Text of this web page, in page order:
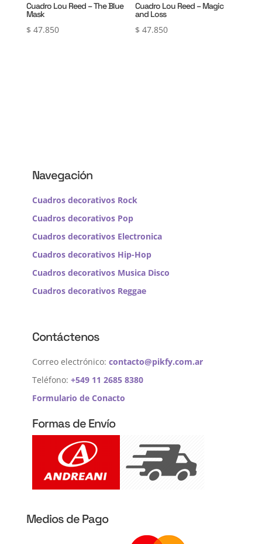
Cuadro Lou Reed – The Blue
Mask
$ 47.850
Cuadro Lou Reed – Magic
and Loss
$ 47.850
Navegación
Cuadros decorativos Rock
Cuadros decorativos Pop
Cuadros decorativos Electronica
Cuadros decorativos Hip-Hop
Cuadros decorativos Musica Disco
Cuadros decorativos Reggae
Contáctenos
Correo electrónico: contacto@pikfy.com.ar
Teléfono: +549 11 2685 8380
Formulario de Conacto
Formas de Envío
Medios de Pago